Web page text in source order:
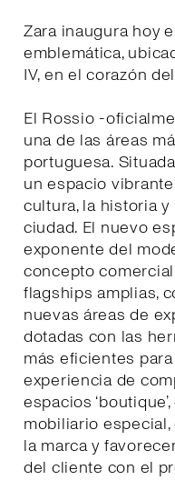
Zara inaugura hoy
emblemática,
IV, en el corazón
El Rossio -
una de las áreas
portuguesa.
un espacio
cultura, la historia
ciudad. El nuevo
exponente del
concepto
flagships amplias,
nuevas áreas de
dotadas con las
más eficientes
experiencia de
espacios
mobiliario
la marca y
del cliente con el